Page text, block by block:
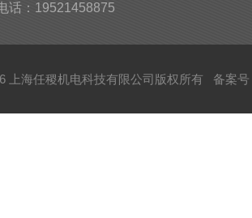
话：19521458875
上海任稷机电科技有限公司版权所有 备案号